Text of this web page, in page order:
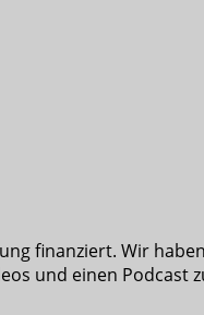
finanziert. Wir
und einen